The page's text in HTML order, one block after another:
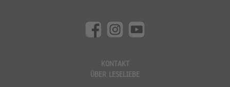
KONTAKT
ÜBER LESELIEBE